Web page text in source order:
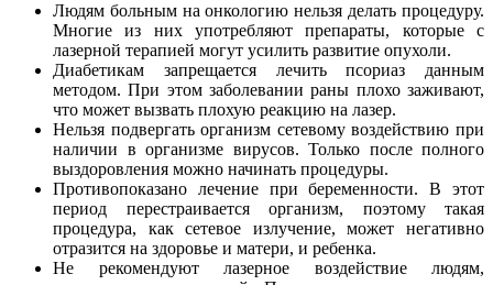
Людям больным на онкологию нельзя делать процедуру.
Многие из них употребляют препараты, которые с
лазерной терапией могут усилить развитие опухоли.
Диабетикам запрещается лечить псориаз данным
методом. При этом заболевании раны плохо заживают,
что может вызвать плохую реакцию на лазер.
Нельзя подвергать организм сетевому воздействию при
наличии в организме вирусов. Только после полного
выздоровления можно начинать процедуры.
Противопоказано лечение при беременности. В этот
период перестраивается организм, поэтому такая
процедура, как сетевое излучение, может негативно
отразится на здоровье и матери, и ребенка.
Не рекомендуют лазерное воздействие людям,